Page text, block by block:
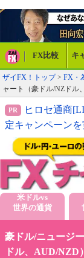
FX比較 キ
ザイFX！トップ> FX・
ャート（豪ドル/NZドル
ヒロセ通商
定キャンペーンを
米ドルvs
世界の通貨
豪ドル/ニュージ
ドル、AUD/